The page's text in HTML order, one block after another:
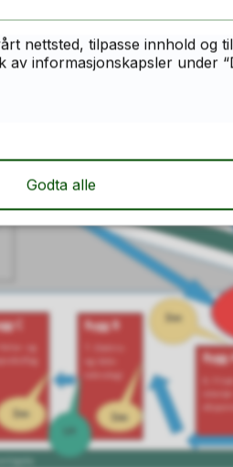
nettsted, tilpasse innhold og
informasjonskapsler under
Godta alle